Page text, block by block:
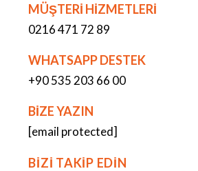
MÜŞTERİ HİZMETLERİ
0216 471 72 89
WHATSAPP DESTEK
+90 535 203 66 00
BİZE YAZIN
[email protected]
BİZİ TAKİP EDİN